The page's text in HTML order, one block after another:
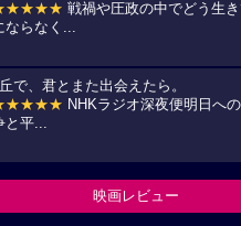
戦禍や圧政の中でどう生
ならなく...
で、君とまた出会えたら。
NHKラジオ深夜便明日へ
と平...
映画レビュー